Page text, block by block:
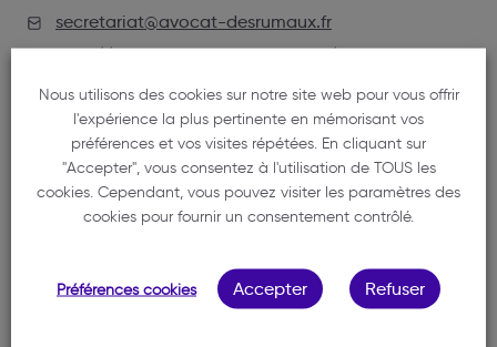
secretariat@avocat-desrumaux.fr
http://www.avocat-desrumaux.fr/
NOTRE MEMBRE
Nous utilisons des cookies sur notre site web pour vous offrir
l'expérience la plus pertinente en mémorisant vos
préférences et vos visites répétées. En cliquant sur
"Accepter", vous consentez à l'utilisation de TOUS les
cookies. Cependant, vous pouvez visiter les paramètres des
cookies pour fournir un consentement contrôlé.
Préférences cookies Accepter Refuser